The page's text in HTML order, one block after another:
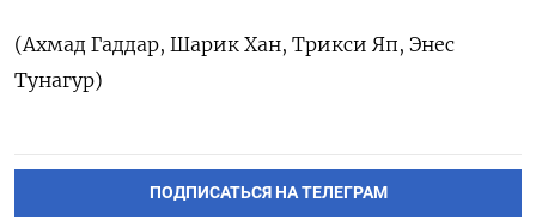
(Ахмад Гаддар, Шарик Хан, Трикси Яп, Энес
Тунагур)
ПОДПИСАТЬСЯ НА ТЕЛЕГРАМ